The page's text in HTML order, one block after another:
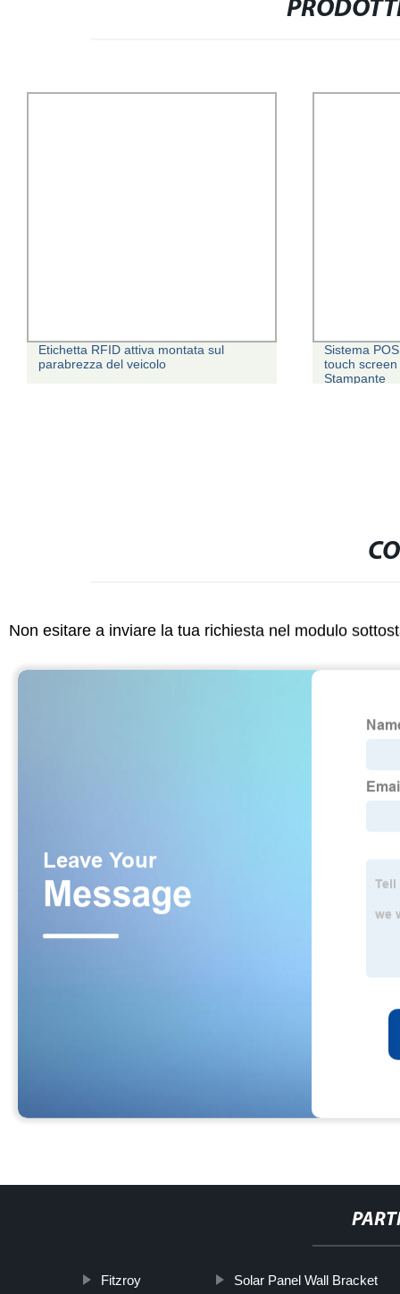
Etichetta RFID attiva montata sul
parabrezza del veicolo
Sistema
touch
Stampante
Non esitare a inviare la tua richiesta nel modulo
Fitzroy Solar Panel Wall Bracket